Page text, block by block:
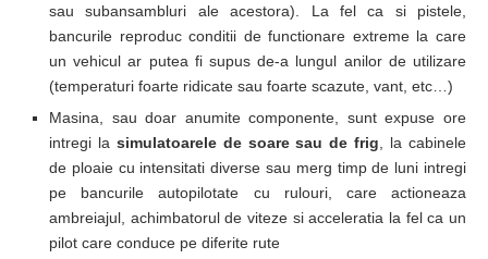
sau subansambluri ale acestora). La fel ca si pistele,
bancurile reproduc conditii de functionare extreme la care
un vehicul ar putea fi supus de-a lungul anilor de utilizare
(temperaturi foarte ridicate sau foarte scazute, vant, etc…)
Masina, sau doar anumite componente, sunt expuse ore
intregi la simulatoarele de soare sau de frig , la cabinele
de ploaie cu intensitati diverse sau merg timp de luni intregi
pe bancurile autopilotate cu rulouri, care actioneaza
ambreiajul, achimbatorul de viteze si acceleratia la fel ca un
pilot care conduce pe diferite rute